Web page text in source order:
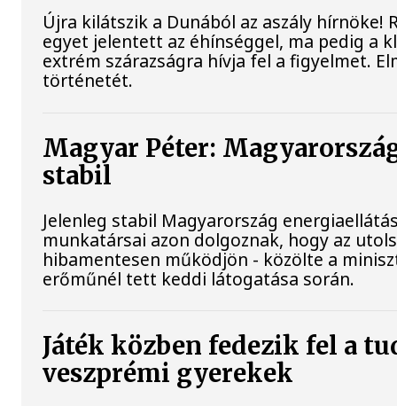
Újra kilátszik a Dunából az aszály hírnöke!
egyet jelentett az éhínséggel, ma pedig a
extrém szárazságra hívja fel a figyelmet.
történetét.
Magyar Péter:
stabil
Jelenleg stabil Magyarország
munkatársai azon dolgoznak, hogy az
hibamentesen működjön - közölte a
erőműnél tett keddi látogatása során.
Játék közben fedezik fel a
veszprémi gyerekek